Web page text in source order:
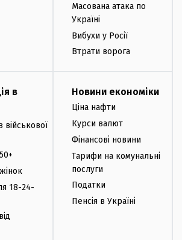
Масована атака по
Україні
Вибухи у Росії
Втрати ворога
в
військової
18-24-
Новини економіки
Ціна нафти
Курси валют
Фінансові новини
Тарифи на комунальні
послуги
Податки
Пенсія в Україні